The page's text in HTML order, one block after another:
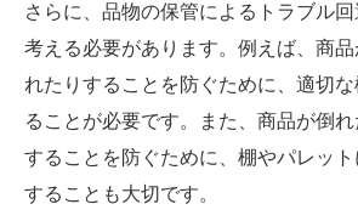
さらに、品物の保管によるトラブル
考える必要があります。例えば、商
れたりすることを防ぐために、適切
ることが必要です。また、商品が倒
することを防ぐために、棚やパレッ
することも大切です。